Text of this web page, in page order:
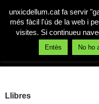
Un xic de llum
Llibres
unxicdellum.cat fa servir
més fàcil l'ús de la web i
visites. Si continueu
Entès No ho